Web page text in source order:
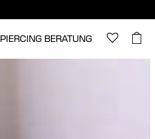
PIERCING BERATUNG